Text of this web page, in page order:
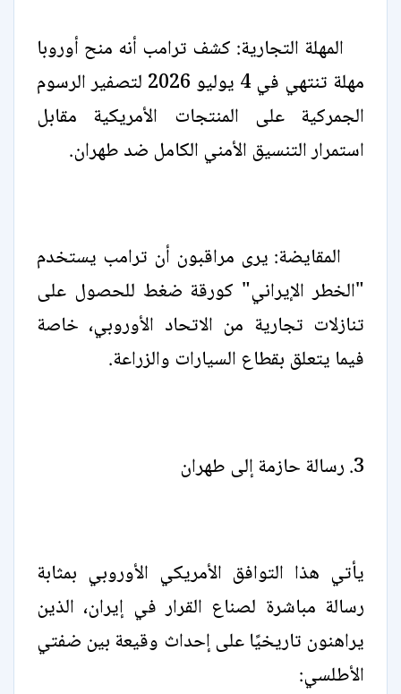
المهلة التجارية: كشف ترامب أنه منح أوروبا
مهلة تنتهي في 4 يوليو 2026 لتصفير الرسوم
الجمركية على المنتجات الأمريكية مقابل
استمرار التنسيق الأمني الكامل ضد طهران.
المقايضة: يرى مراقبون أن ترامب يستخدم
"الخطر الإيراني" كورقة ضغط للحصول على
تنازلات تجارية من الاتحاد الأوروبي، خاصة
فيما يتعلق بقطاع السيارات والزراعة.
3. رسالة حازمة إلى طهران
يأتي هذا التوافق الأمريكي الأوروبي بمثابة
رسالة مباشرة لصناع القرار في إيران، الذين
يراهنون تاريخيًا على إحداث وقيعة بين ضفتي
الأطلسي: